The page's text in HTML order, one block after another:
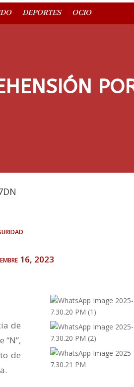
DEPORTES OCIO
16, 2023
de
de